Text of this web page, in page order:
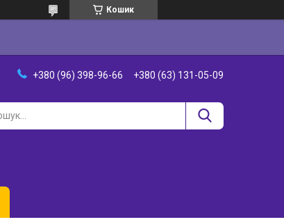
Кошик
+380 (96) 398-96-66 +380 (63) 131-05-09